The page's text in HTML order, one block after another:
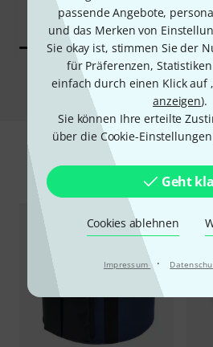
passende Angebote,
und das Merken von
Sie okay ist, stimmen Sie der
für Präferenzen,
einfach durch einen Klick auf
anzeigen).
Sie können Ihre erteilte
über die Cookie-
Geht
Cookies ablehnen
Impressum ·
Zubehör &